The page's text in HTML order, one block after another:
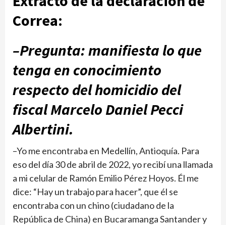
Correa:
–Pregunta: manifiesta lo que
tenga en cono­cimiento
respecto del homicidio del
fiscal Mar­celo Daniel Pecci
Alber­tini.
–Yo me encontraba en Medellín, Antioquía. Para
eso del día 30 de abril de 2022, yo recibí una lla­mada
a mi celular de Ramón Emilio Pérez Hoyos. Él me
dice: “Hay un trabajo para hacer”, que él se
encontraba con un chino (ciudadano de la
República de China) en Bucaramanga Santander y